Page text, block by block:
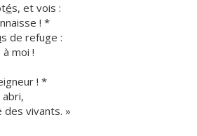
és, et vois :
! *
s de refuge :
moi !
! *
des vivants. »